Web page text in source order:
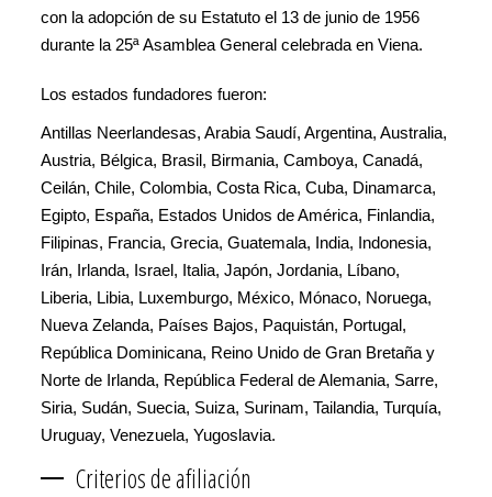
con la adopción de su Estatuto el 13 de junio de 1956
durante la 25ª Asamblea General celebrada en Viena.
Los estados fundadores fueron:
Antillas Neerlandesas, Arabia Saudí, Argentina, Australia,
Austria, Bélgica, Brasil, Birmania, Camboya, Canadá,
Ceilán, Chile, Colombia, Costa Rica, Cuba, Dinamarca,
Egipto, España, Estados Unidos de América, Finlandia,
Filipinas, Francia, Grecia, Guatemala, India, Indonesia,
Irán, Irlanda, Israel, Italia, Japón, Jordania, Líbano,
Liberia, Libia, Luxemburgo, México, Mónaco, Noruega,
Nueva Zelanda, Países Bajos, Paquistán, Portugal,
República Dominicana, Reino Unido de Gran Bretaña y
Norte de Irlanda, República Federal de Alemania, Sarre,
Siria, Sudán, Suecia, Suiza, Surinam, Tailandia, Turquía,
Uruguay, Venezuela, Yugoslavia.
Criterios de afiliación